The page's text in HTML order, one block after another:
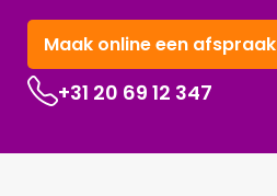
Maak online een afspraak
+31 20 69 12 347